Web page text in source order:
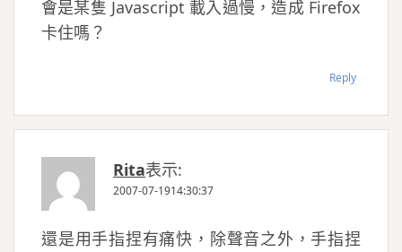
會是某隻 Javascript 載入過慢，造成 Firefox
卡住嗎？
Reply
Rita表示:
2007-07-1914:30:37
還是用手指捏有痛快，除聲音之外，手指捏